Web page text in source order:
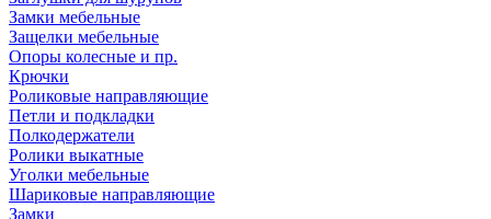
Замки мебельные
Защелки мебельные
Опоры колесные и пр.
Крючки
Роликовые направляющие
Петли и подкладки
Полкодержатели
Ролики выкатные
Уголки мебельные
Шариковые направляющие
Замки